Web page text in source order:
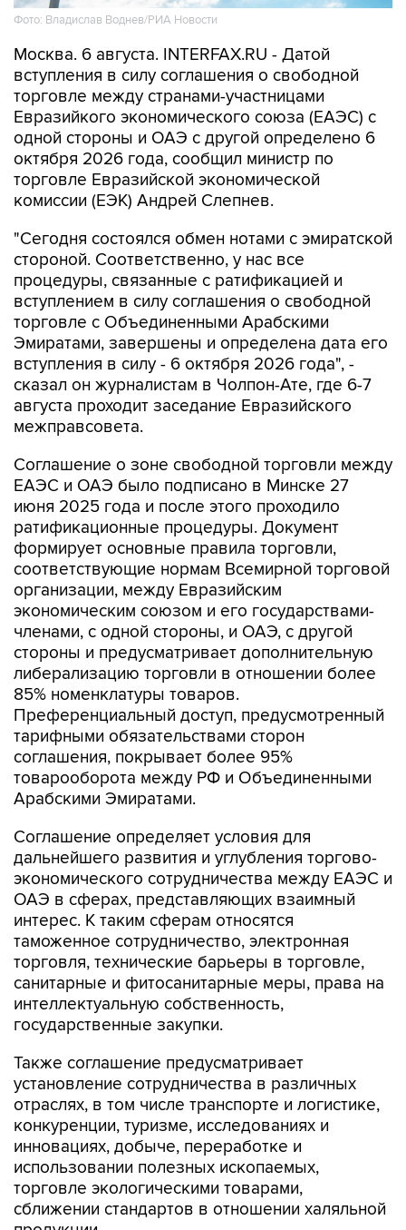
Фото: Владислав Воднев/РИА Новости
Москва. 6 августа. INTERFAX.RU - Датой
вступления в силу соглашения о свободной
торговле между странами-участницами
Евразийкого экономического союза (ЕАЭС) с
одной стороны и ОАЭ с другой определено 6
октября 2026 года, сообщил министр по
торговле Евразийской экономической
комиссии (ЕЭК) Андрей Слепнев.
"Сегодня состоялся обмен нотами с эмиратской
стороной. Соответственно, у нас все
процедуры, связанные с ратификацией и
вступлением в силу соглашения о свободной
торговле с Объединенными Арабскими
Эмиратами, завершены и определена дата его
вступления в силу - 6 октября 2026 года", -
сказал он журналистам в Чолпон-Ате, где 6-7
августа проходит заседание Евразийского
межправсовета.
Соглашение о зоне свободной торговли между
ЕАЭС и ОАЭ было подписано в Минске 27
июня 2025 года и после этого проходило
ратификационные процедуры. Документ
формирует основные правила торговли,
соответствующие нормам Всемирной торговой
организации, между Евразийским
экономическим союзом и его государствами-
членами, с одной стороны, и ОАЭ, с другой
стороны и предусматривает дополнительную
либерализацию торговли в отношении более
85% номенклатуры товаров.
Преференциальный доступ, предусмотренный
тарифными обязательствами сторон
соглашения, покрывает более 95%
товарооборота между РФ и Объединенными
Арабскими Эмиратами.
Соглашение определяет условия для
дальнейшего развития и углубления торгово-
экономического сотрудничества между ЕАЭС и
ОАЭ в сферах, представляющих взаимный
интерес. К таким сферам относятся
таможенное сотрудничество, электронная
торговля, технические барьеры в торговле,
санитарные и фитосанитарные меры, права на
интеллектуальную собственность,
государственные закупки.
Также соглашение предусматривает
установление сотрудничества в различных
отраслях, в том числе транспорте и логистике,
конкуренции, туризме, исследованиях и
инновациях, добыче, переработке и
использовании полезных ископаемых,
торговле экологическими товарами,
сближении стандартов в отношении халяльной